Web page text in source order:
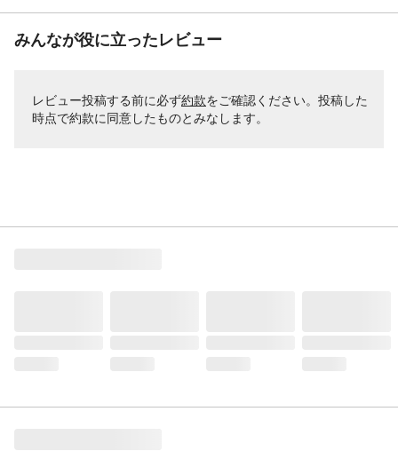
みんなが役に立ったレビュー
レビュー投稿する前に必ず約款をご確認ください。投稿した
時点で約款に同意したものとみなします。